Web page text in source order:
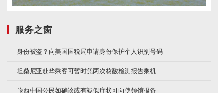
服务之窗
身份被盗？向美国国税局申请身份保护个人识别号码
坦桑尼亚赴华乘客可暂时凭两次核酸检测报告乘机
旅西中国公民如确诊或有疑似症状可向使领馆报备